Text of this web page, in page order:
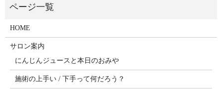
HOME
サロン案内
にんじんジュースと本日のおみや
施術の上手い / 下手って何だろう？